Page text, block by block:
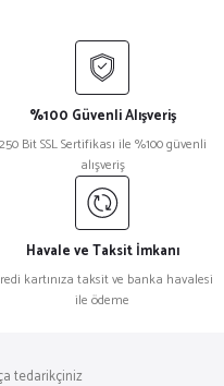
kullanarak tarafımıza
%100 Güvenli Alışveriş
250 Bit SSL Sertifikası ile %100 güvenli
alışveriş
Havale ve Taksit İmkanı
kartınıza taksit ve banka havalesi
ile ödeme
tedarikçiniz